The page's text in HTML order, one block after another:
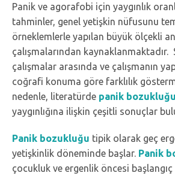
Panik ve agorafobi için yaygınlık
tahminler, genel yetişkin nüfusunu
örneklemlerle yapılan büyük ölçekli
çalışmalarından kaynaklanmaktadır.
çalışmalar arasında ve çalışmanın
coğrafi konuma göre farklılık
nedenle, literatürde panik bozukluğu
yaygınlığına ilişkin çeşitli sonuçlar
Panik bozukluğu tipik olarak geç
yetişkinlik döneminde başlar. Panik
çocukluk ve ergenlik öncesi